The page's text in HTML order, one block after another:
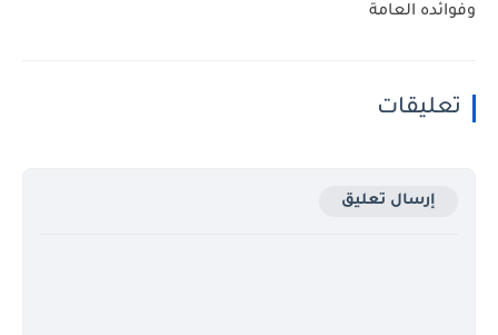
وفوائده العامة
تعليقات
إرسال تعليق